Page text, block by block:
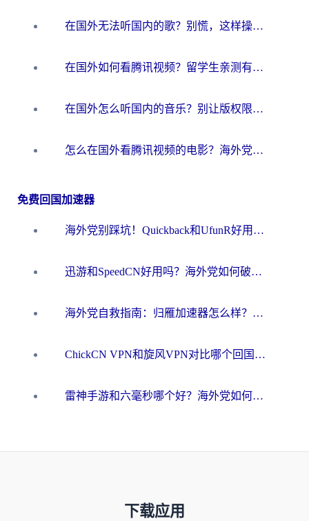
在国外无法听国内的歌？别慌，这样操作就能畅听QQ音乐（附亲测加速器推荐）
在国外如何看腾讯视频？留学生亲测有效的回国加速方案
在国外怎么听国内的音乐？别让版权限制断了你的华语歌单
怎么在国外看腾讯视频的电影？海外党亲测有效的回国加速指南
免费回国加速器
海外党别踩坑！Quickback和UfunR好用吗？选对回国加速器才能无缝刷国内资源
迅游和SpeedCN好用吗？海外党如何破解那道看不见的墙
海外党自救指南：归雁加速器怎么样？教你避开坑实现国内资源无缝访问
ChickCN VPN和旋风VPN对比哪个回国效果更好？海外用户的选择困境与出路
雷神手游和六毫秒哪个好？海外党如何真正解锁国内资源
下载应用